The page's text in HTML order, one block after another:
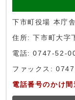
下市町役場 本庁
住所: 下市町大字
電話: 0747-
ファックス:
電話番号のかけ間